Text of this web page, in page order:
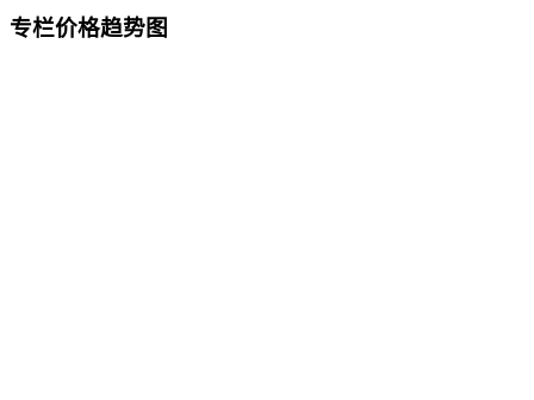
专栏价格趋势图